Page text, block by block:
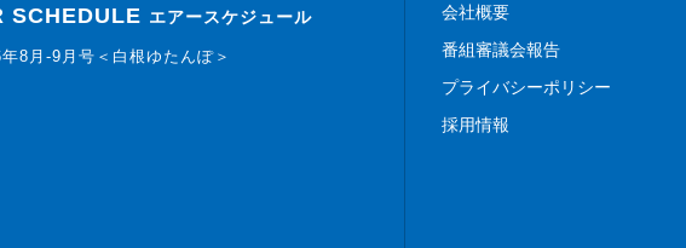
SCHEDULE エアースケジュール
8月-9月号＜白根ゆたんぽ＞
会社概要
番組審議会報告
プライバシーポリシー
採用情報